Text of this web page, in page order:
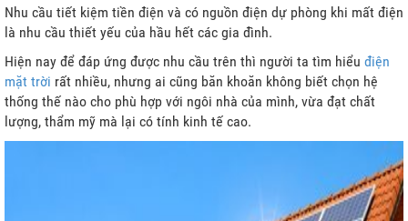
Nhu cầu tiết kiệm tiền điện và có nguồn điện dự phòng khi mất điện
là nhu cầu thiết yếu của hầu hết các gia đình.
Hiện nay để đáp ứng được nhu cầu trên thì người ta tìm hiểu điện
mặt trời rất nhiều, nhưng ai cũng băn khoăn không biết chọn hệ
thống thế nào cho phù hợp với ngôi nhà của mình, vừa đạt chất
lượng, thẩm mỹ mà lại có tính kinh tế cao.